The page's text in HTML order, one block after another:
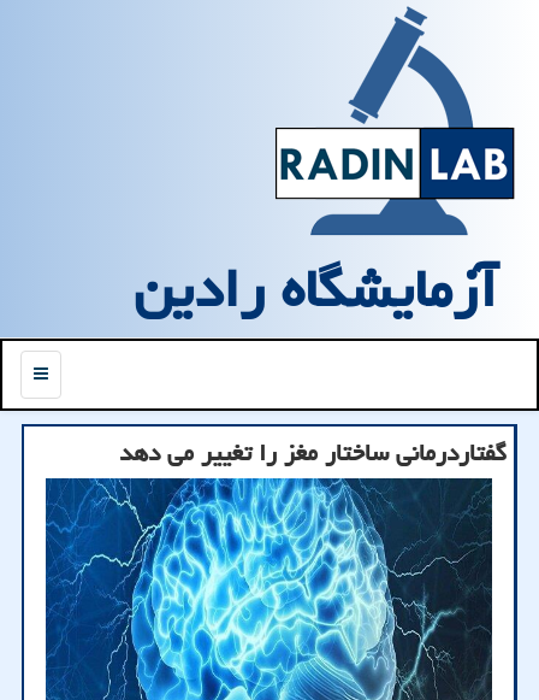
آزمایشگاه رادین
منو
گفتاردرمانی ساختار مغز را تغییر می دهد